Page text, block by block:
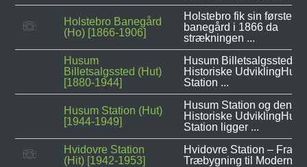
Holstebro Banegård
(Ho) [1866-1906]
Holstebro fik sin første
banegård i 1866 da
strækningen ...
Husum
Billetsalgssted (Hut)
[1880-1944]
Husum Billetsalgssted
Historiske
Station ...
Husum Station (Hut)
[1944-1949]
Husum Station og dens
Historiske
Station ligger ...
Hvidovre Station
(Hit) [1942-1953]
Hvidovre Station – Fra
Træbygning til Moderne